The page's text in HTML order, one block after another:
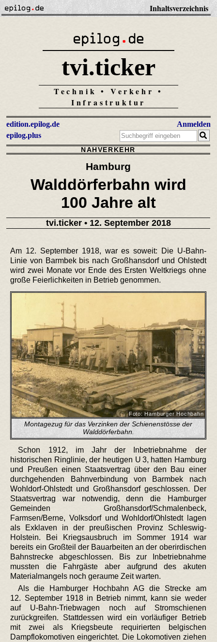
Inhaltsverzeichnis
tvi.ticker
Technik • Verkehr •
Infrastruktur
edition.epilog.de
epilog.plus
Anmelden
NAHVERKEHR
Hamburg
Walddörferbahn wird
100 Jahre alt
tvi.ticker• 12. September 2018
Am 12. September 1918, war es soweit: Die U-Bahn-
Linie von Barmbek bis nach Großhansdorf und Ohlstedt
wird zwei Monate vor Ende des Ersten Weltkriegs ohne
große Feierlichkeiten in Betrieb genommen.
Foto: Hamburger Hochbahn
Montagezug für das Verzinken der Schienenstösse der
Walddörferbahn.
Schon 1912, im Jahr der Inbetriebnahme der
historischen Ringlinie, der heutigen U 3, hatten Hamburg
und Preußen einen Staatsvertrag über den Bau einer
durchgehenden Bahnverbindung von Barmbek nach
Wohldorf-Ohlstedt und Großhansdorf geschlossen. Der
Staatsvertrag war notwendig, denn die Hamburger
Gemeinden Großhansdorf/Schmalenbeck,
Farmsen/Berne, Volksdorf und Wohldorf/Ohlstedt lagen
als Exklaven in der preußischen Provinz Schleswig-
Holstein. Bei Kriegsausbruch im Sommer 1914 war
bereits ein Großteil der Bauarbeiten an der oberirdischen
Bahnstrecke abgeschlossen. Bis zur Inbetriebnahme
mussten die Fahrgäste aber aufgrund des akuten
Materialmangels noch geraume Zeit warten.
Als die Hamburger Hochbahn AG die Strecke am
12. September 1918 in Betrieb nimmt, kann sie weder
auf U-Bahn-Triebwagen noch auf Stromschienen
zurückgreifen. Stattdessen wird ein vorläufiger Betrieb
mit zwei als Kriegsbeute requirierten belgischen
Dampflokomotiven eingerichtet. Die Lokomotiven ziehen